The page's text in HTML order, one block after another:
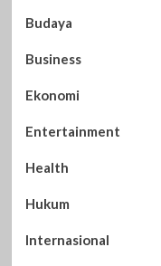
Budaya
Business
Ekonomi
Entertainment
Health
Hukum
Internasional